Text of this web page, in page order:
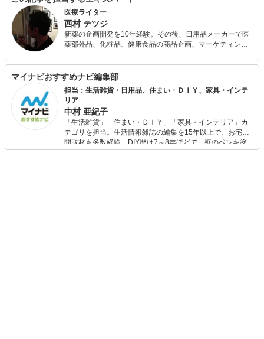
医療ライター
西村 テツジ
新薬の企画開発を10年経験。その後、日用品メーカーで医
薬部外品、化粧品、健康食品の商品企画、マーケティン
して、青汁マイスター・ソムリエ、薬膳コーディネーター
の資格を有し、これまでに執筆は100事案を超え、商品企
画提案なども含め幅広く活動中。
マイナビおすすめナビ編集部
担当：生活雑貨・日用品、住まい・ＤＩＹ、家具・インテ
リア
中村 亜紀子
「生活雑貨」「住まい・ＤＩＹ」「家具・インテリア」カ
テゴリを担当。生活情報雑誌の編集を15年以上で、お宅訪
問取材も多数経験。DIY歴は7～8年ほどで、壁のペンキ塗
りや壁紙チェンジなどもチャレンジ済み。初心者でもモノ